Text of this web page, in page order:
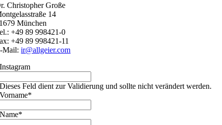
Christopher Große
14
München
+49 89 998421-0
+49 89 998421-11
Mail:ir@allgeier.com
Instagram
Dieses Feld dient zur Validierung und sollte nicht verändert werden.
Vorname*
Name*